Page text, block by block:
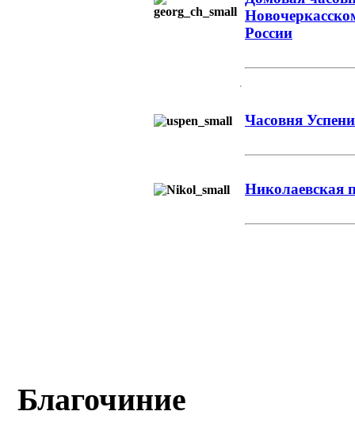
России
Часовня
Николаевская
Благочиние